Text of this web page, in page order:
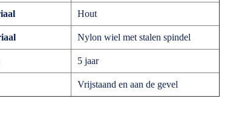
Hout
Nylon wiel met stalen spindel
5 jaar
Vrijstaand en aan de gevel